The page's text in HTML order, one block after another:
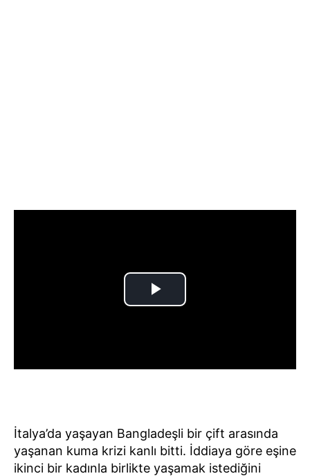
İtalya’da yaşayan Bangladeşli bir çift arasında
yaşanan kuma krizi kanlı bitti. İddiaya göre eşine
ikinci bir kadınla birlikte yaşamak istediğini